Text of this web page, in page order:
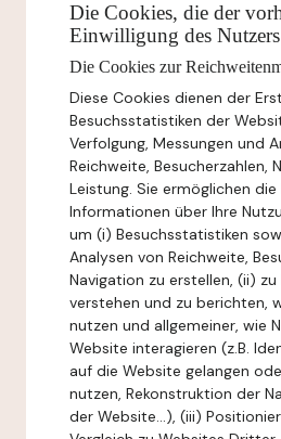
Die Cookies, die der
Einwilligung des
Die Cookies zur
Diese Cookies dienen der
Besuchsstatistiken der
Verfolgung, Messungen und
Reichweite, Besucherzahlen,
Leistung. Sie ermöglichen die
Informationen über Ihre
um (i) Besuchsstatistiken
Analysen von Reichweite,
Navigation zu erstellen, (ii)
verstehen und zu berichten,
nutzen und allgemeiner, wie
Website interagieren (z.B.
auf die Website gelangen
nutzen, Rekonstruktion der
der Website...), (iii)